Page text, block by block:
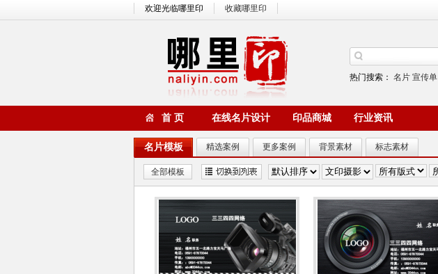
欢迎光临哪里印 收藏哪里印
热门搜索： 名片 宣传单
首 页 在线名片设计 印品商城 行业资讯
名片模板 精选案例 更多案例 背景素材 标志素材
全部模板